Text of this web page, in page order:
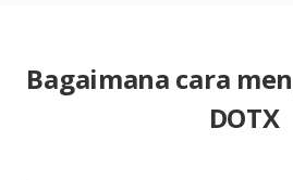
Bagaimana cara
DOTX